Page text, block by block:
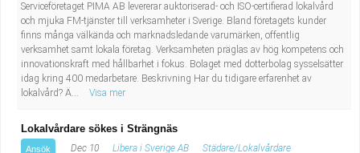
Serviceföretaget PIMA AB levererar auktoriserad- och ISO-certifierad lokalvård
och mjuka FM-tjänster till verksamheter i Sverige. Bland företagets kunder
finns många välkända och marknadsledande varumärken, offentlig
verksamhet samt lokala företag. Verksamheten präglas av hög kompetens och
innovationskraft med hållbarhet i fokus. Bolaget med dotterbolag sysselsätter
idag kring 400 medarbetare. Beskrivning Har du tidigare erfarenhet av
lokalvård? Ä...
Visa mer
Lokalvårdare sökes i Strängnäs
Ansök Dec 10 Libera i Sverige AB Städare/Lokalvårdare